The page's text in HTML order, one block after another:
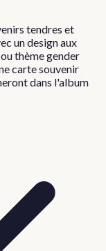
tendres et
un design aux
thème gender
carte souvenir
dans l'album